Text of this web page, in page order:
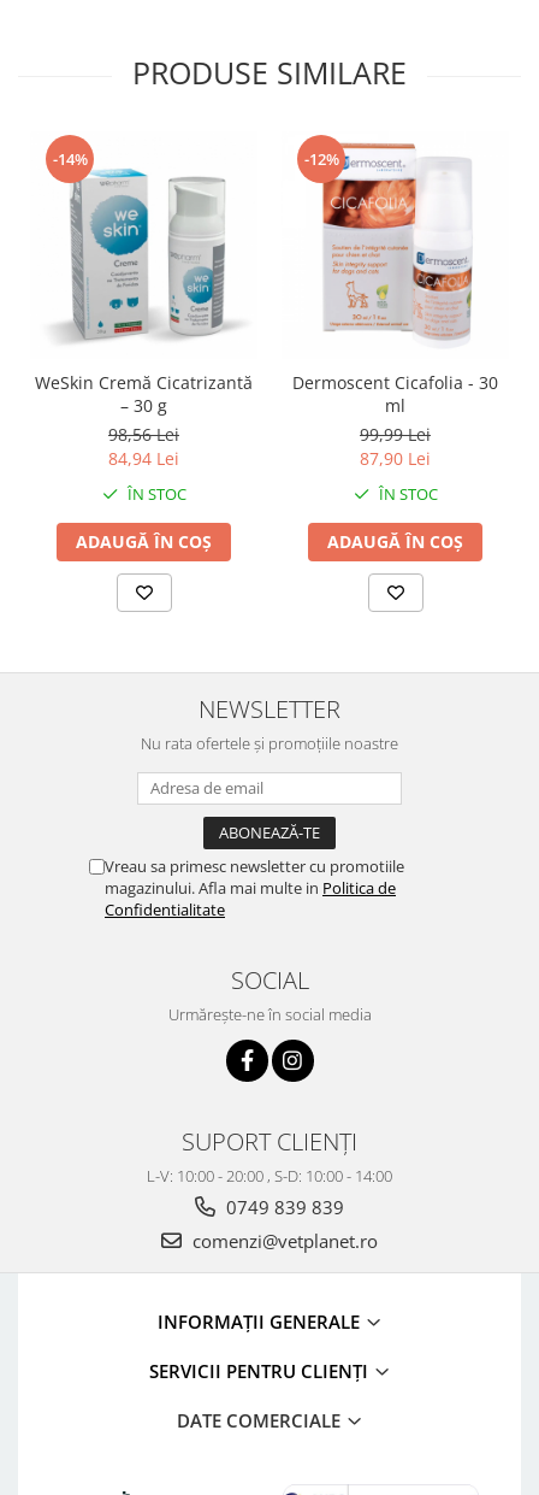
PRODUSE SIMILARE
-14%
WeSkin Cremă Cicatrizantă
– 30 g
98,56 Lei
84,94 Lei
ÎN STOC
ADAUGĂ ÎN COȘ
-12%
Dermoscent Cicafolia - 30
ml
99,99 Lei
87,90 Lei
ÎN STOC
ADAUGĂ ÎN COȘ
NEWSLETTER
Nu rata ofertele și promoțiile noastre
Vreau sa primesc newsletter cu promotiile
magazinului. Afla mai multe in Politica de
Confidentialitate
SOCIAL
Urmărește-ne în social media
SUPORT CLIENȚI
L-V: 10:00 - 20:00 , S-D: 10:00 - 14:00
0749 839 839
comenzi@vetplanet.ro
INFORMAȚII GENERALE
SERVICII PENTRU CLIENȚI
DATE COMERCIALE